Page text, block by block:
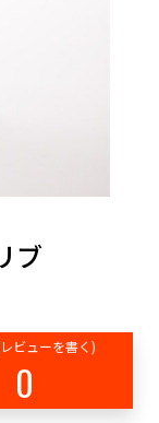
ブ
ビューを書く)
0